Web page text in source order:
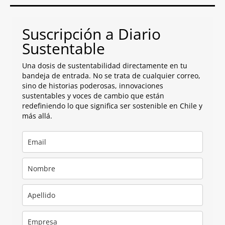
Suscripción a Diario
Sustentable
Una dosis de sustentabilidad directamente en tu
bandeja de entrada. No se trata de cualquier correo,
sino de historias poderosas, innovaciones
sustentables y voces de cambio que están
redefiniendo lo que significa ser sostenible en Chile y
más allá.